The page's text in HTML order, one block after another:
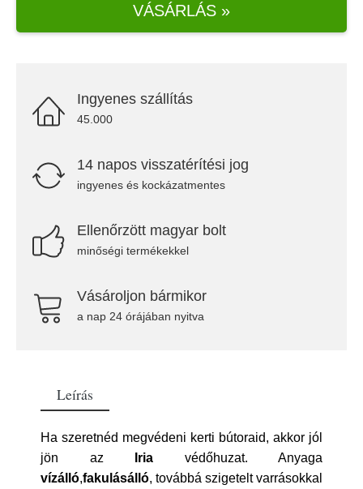
VÁSÁRLÁS »
Ingyenes szállítás
45.000
14 napos visszatérítési jog
ingyenes és kockázatmentes
Ellenőrzött magyar bolt
minőségi termékekkel
Vásároljon bármikor
a nap 24 órájában nyitva
Leírás
Ha szeretnéd megvédeni kerti bútoraid, akkor jól
jön az
Iria védőhuzat. Anyaga
vízálló,fakulásálló, továbbá szigetelt varrásokkal